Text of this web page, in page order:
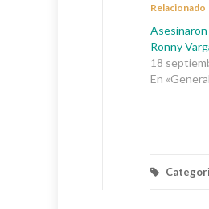
Relacionado
Asesinaron
Ronny
18
En